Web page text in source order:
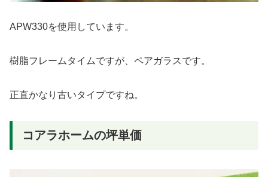
APW330を使用しています。
樹脂フレームタイムですが、ペアガラスです。
正直かなり古いタイプですね。
コアラホームの坪単価